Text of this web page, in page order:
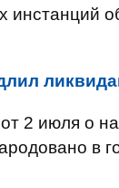
инстанций
2 июля о
в